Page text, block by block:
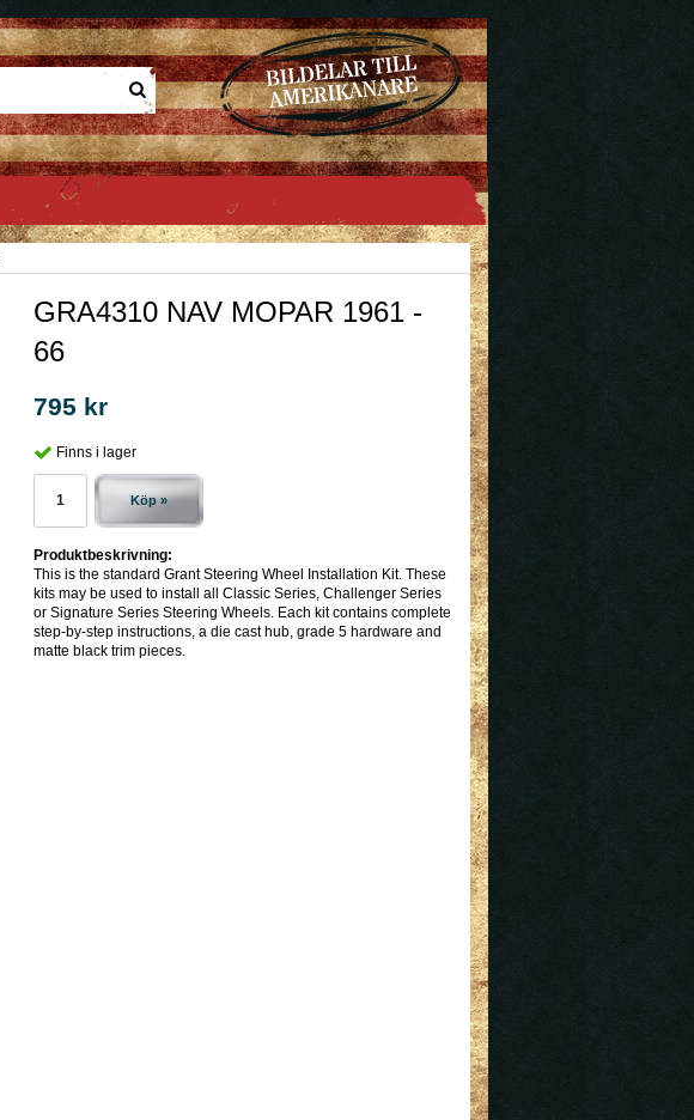
GRA4310 NAV MOPAR 1961 -
66
795 kr
Finns i lager
Köp »
Produktbeskrivning:
This is the standard Grant Steering Wheel Installation Kit. These
kits may be used to install all Classic Series, Challenger Series
or Signature Series Steering Wheels. Each kit contains complete
step-by-step instructions, a die cast hub, grade 5 hardware and
matte black trim pieces.